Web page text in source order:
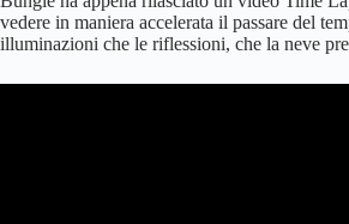
vedere in maniera accelerata il passare del
illuminazioni che le riflessioni, che la neve